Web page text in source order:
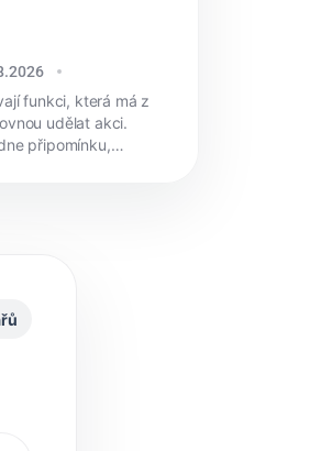
funkci, která má z
udělat akci.
připomínku,